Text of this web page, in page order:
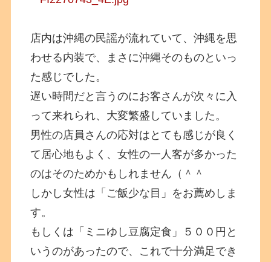
店内は沖縄の民謡が流れていて、沖縄を思
わせる内装で、まさに沖縄そのものといっ
た感じでした。
遅い時間だと言うのにお客さんが次々に入
って来れられ、大変繁盛していました。
男性の店員さんの応対はとても感じが良く
て居心地もよく、女性の一人客が多かった
のはそのためかもしれません（＾＾
しかし女性は「ご飯少な目」をお薦めしま
す。
もしくは「ミニゆし豆腐定食」５００円と
いうのがあったので、これで十分満足でき